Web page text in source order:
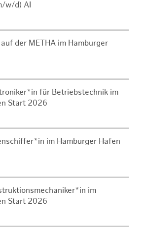
w/d) AI
der METHA im Hamburger
für Betriebstechnik im
Start 2026
im Hamburger Hafen
im
Start 2026